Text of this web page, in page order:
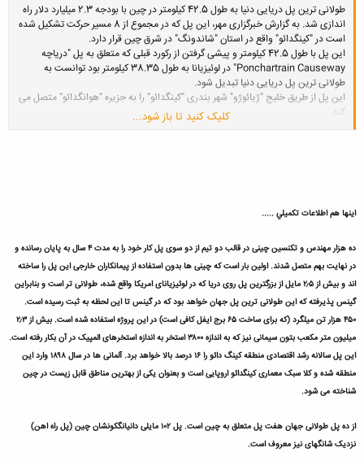
طولانی ترین پل دریایی دنیا به طول 42.5 کیلومتر در چین با بودجه 2.3 میلیارد دلار راه
اندازی شد. به گزارش خبرگزاری مهر، این پل که در مجموع از 8 مسیر حرکت تشکیل شده
است در "کینگدائو" واقع در استان "شاندونگ" در شرق چین قرار دارد.
این پل با طول 42.5 کیلومتر و پیشی گرفتن از رکورد قبلی که متعلق به پل "دریاچه
Ponchartrain Causeway" در لوئیزیانا به طول 38.35 کیلومتر بود توانست به
طولانی ترین پل دریایی دنیا تبدیل شود.
این پل از طریق خلیج "ژیائوژو" شهر بندری "کینگدائو" را به جزیره "هوانگدائو" متصل می
کند.
کلیک کنید تا باز شود...
اينها هم اطلاعات تكميلي .....
ده هزار مهندس و تکنسین چینی در قالب دو تیم از دو سوی پل کار خود را به مدت ۴ سال به پایان رسانده و
در نهایت بهم متصل شدند. اولین بار است که چینی ها بدون استفاده از پیمانکاران خارجی این پل را ساخته
اند و بیش از ۲٫۵ مایل از بزرگترین پل روی دریا که در لوئیزیانای امریکا واقع شده، طولانی تر است و بنابراین
گینس پذیرفته که این طولانی ترین پل جهان خواهد بود که در گینس تا این لحظه به ثبت رسیده است.
۴۵۰ هزار تن میلگرد (که برای ساخت ۶۵ برج ایفل کافی است) در این پروژه استفاده شده است. بیش از ۲٫۳
میلیون متر مکعب بتون سیمانی نیز که به اندازه ۳۸۰۰ استخر به اندازه استخرهای المپیک در آن بکار رفته است.
این پل سالانه رشد اقتصادی منطقه کینگ دائو را ۱۶ درصد بالا خواهد برد. آلمانی ها در سال ۱۸۹۸ وارد این
منطقه شده و کلا سبک معماری کینگدائو اروپایی است و بعنوان یکی از بهترین مناطق قابل زیست در چین
شناخته می شود.
از ده پل طولانی جهان هفت پل متعلق به چین است. پل ۱۰۲ مایلی دانیانگکونشان چین (پل راه اهن)
نزدیک شانگهای نیز معروف است.